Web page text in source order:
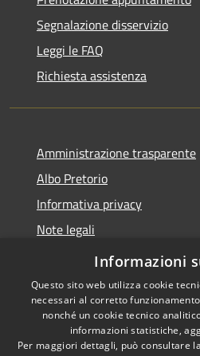
Segnalazione disservizio
Leggi le FAQ
Richiesta assistenza
Amministrazione trasparente
Albo Pretorio
Informativa privacy
Note legali
Dichiarazione di accessibilità
Informazioni
Questo sito web utilizza cookie
necessari al corretto
nonché un cookie tecnico
informazioni statistiche,
Per maggiori dettagli, può consultare